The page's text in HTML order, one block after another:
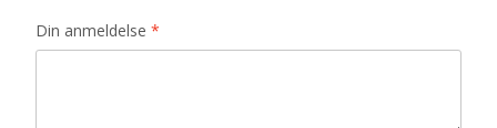
Din anmeldelse *